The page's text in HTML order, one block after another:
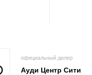
официальный дилер
Ауди Центр Сити